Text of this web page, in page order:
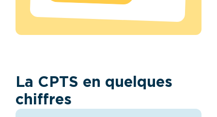
La CPTS en quelques
chiffres